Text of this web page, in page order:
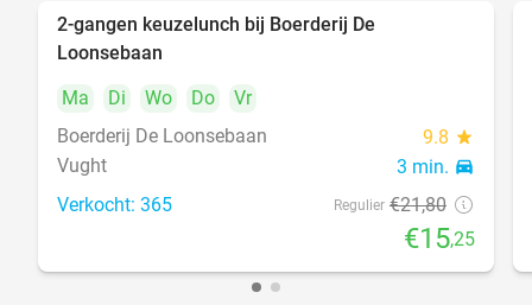
food
2-gangen keuzelunch bij Boerderij De
Loonsebaan
Ma
Di Wo Do
Vr
Boerderij De Loonsebaan
9.8 star
Vught 3 min. directions_car
Verkocht: 365 Regulier €21,80
€15,25